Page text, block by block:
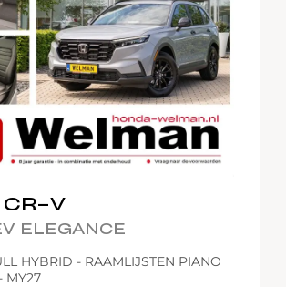
(29)
60450
(3)
V
ELEGANCE
HYBRID - RAAMLIJSTEN PIANO
MY27